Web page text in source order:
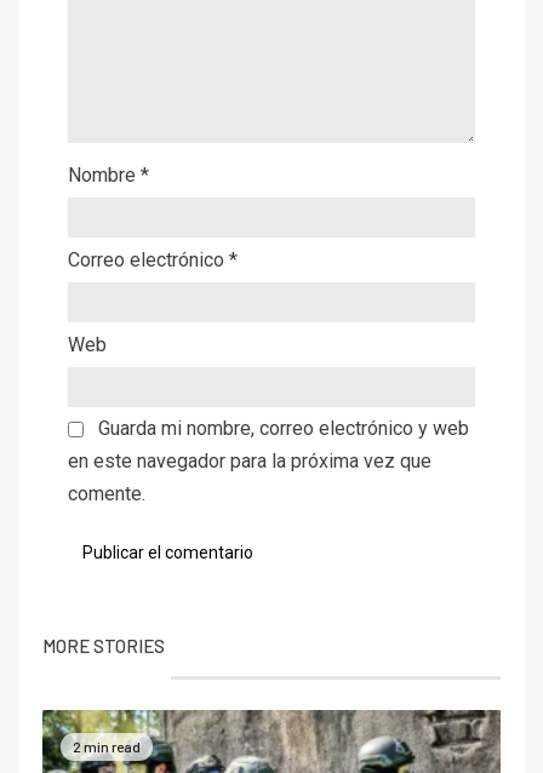
Nombre *
Correo electrónico *
Web
Guarda mi nombre, correo electrónico y web
en este navegador para la próxima vez que
comente.
MORE STORIES
2 min read